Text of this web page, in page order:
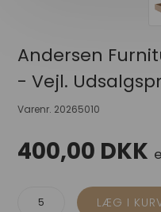
Andersen
- Vejl.
Varenr. 20265010
400,00 DKK